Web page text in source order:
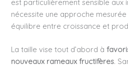
est particulièrement sensible aux
nécessite une approche
équilibre entre croissance et
La taille vise tout d’abord à
nouveaux rameaux fructifères.